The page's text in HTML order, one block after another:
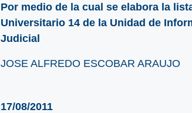
Por medio de la cual se elabora la
Universitario 14 de la Unidad de
Judicial
JOSE ALFREDO ESCOBAR ARAUJO
17/08/2011